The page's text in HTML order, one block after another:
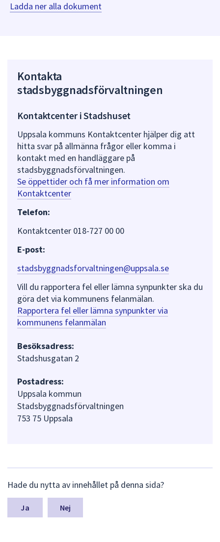
Ladda ner alla dokument
Kontakta
stadsbyggnadsförvaltningen
Kontaktcenter i Stadshuset
Uppsala kommuns Kontaktcenter hjälper dig att
hitta svar på allmänna frågor eller komma i
kontakt med en handläggare på
stadsbyggnadsförvaltningen.
Se öppettider och få mer information om
Kontaktcenter
Telefon:
Kontaktcenter 018-727 00 00
E-post:
stadsbyggnadsforvaltningen@uppsala.se
Vill du rapportera fel eller lämna synpunkter ska du
göra det via kommunens felanmälan.
Rapportera fel eller lämna synpunkter via
kommunens felanmälan
Besöksadress:
Stadshusgatan 2
Postadress:
Uppsala kommun
Stadsbyggnadsförvaltningen
753 75 Uppsala
ä
m
a
Hade du nytta av innehållet på denna sida?
Nej